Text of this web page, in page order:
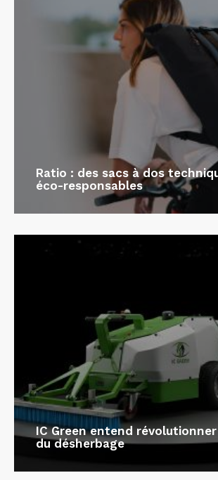
Ratio : des sacs à dos
éco-responsables
IC Green entend
du désherbage